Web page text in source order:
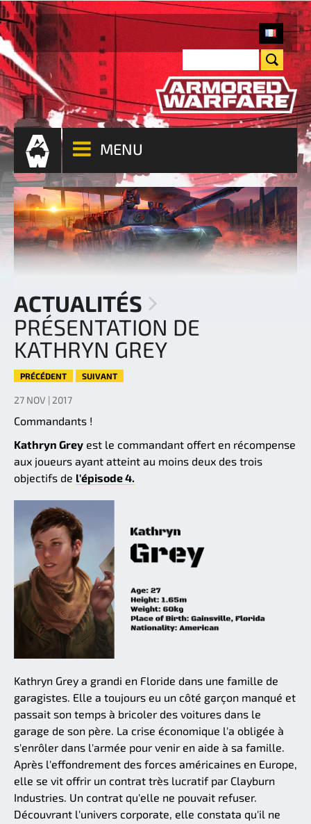
MENU
ACTUALITÉS
PRÉSENTATION DE
KATHRYN GREY
PRÉCÉDENT SUIVANT
27 NOV | 2017
Commandants !
Kathryn Grey est le commandant offert en récompense
aux joueurs ayant atteint au moins deux des trois
objectifs de l'épisode 4.
Kathryn Grey a grandi en Floride dans une famille de
garagistes. Elle a toujours eu un côté garçon manqué et
passait son temps à bricoler des voitures dans le
garage de son père. La crise économique l'a obligée à
s'enrôler dans l'armée pour venir en aide à sa famille.
Après l'effondrement des forces américaines en Europe,
elle se vit offrir un contrat très lucratif par Clayburn
Industries. Un contrat qu'elle ne pouvait refuser.
Découvrant l'univers corporate, elle constata qu'il ne